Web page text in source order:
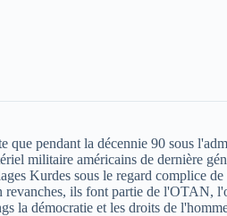
que pendant la décennie 90 sous
militaire américains de dernière
Kurdes sous le regard complice
revanches, ils font partie de l'OTAN,
la démocratie et les droits de